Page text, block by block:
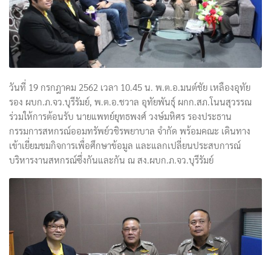
วันที่ 19 กรกฎาคม 2562 เวลา 10.45 น. พ.ต.อ.มนต์ชัย เหลืองอุทัย
รอง ผบก.ภ.จว.บุรีรัมย์, พ.ต.อ.ชวาล อุทัยพันธุ์ ผกก.สภ.โนนสุวรรณ
ร่วมให้การต้อนรับ นายแพทย์ยุทธพงศ์ วงษ์มหิศร รองประธาน
กรรมการสหกรณ์ออมทรัพย์วชิรพยาบาล จำกัด พร้อมคณะ เดินทาง
เข้าเยี่ยมชมกิจการเพื่อศึกษาข้อมูล และแลกเปลี่ยนประสบการณ์
บริหารงานสหกรณ์ซึ่งกันและกัน ณ สง.ผบก.ภ.จว.บุรีรัมย์